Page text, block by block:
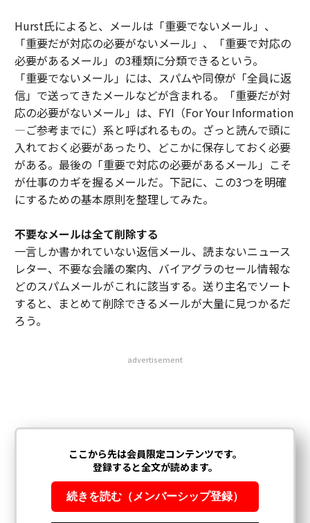
Hurst氏によると、メールは「重要でないメール」、
「重要だが対応の必要がないメール」、「重要で対応の
必要があるメール」の3種類に分類できるという。
「重要でないメール」には、スパムや同僚が「全員に返
信」で送ってきたメールなどが含まれる。「重要だが対
応の必要がないメール」は、FYI（For Your Information
―ご参考までに）系と呼ばれるもの。ざっと読んで頭に
入れておく必要があったり、どこかに保存しておく必要
がある。最後の「重要で対応の必要があるメール」こそ
が仕事のカギを握るメールだ。下記に、この3つを明確
にするための基本原則を整理してみた。
不要なメールは全て削除する
一言しか書かれていない返信メール、読まないニュース
レター、不要な会議の案内、バイアグラのセール情報な
どのスパムメールがこれに該当する。送り主名でソート
すると、まとめて削除できるメールが大量に見つかるだ
ろう。
advertisement